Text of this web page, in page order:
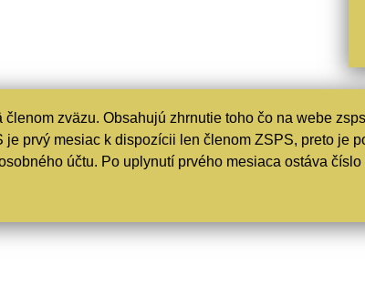
zväzu. Obsahujú zhrnutie toho čo na webe
prvý mesiac k dispozícii len členom ZSPS, preto je
účtu. Po uplynutí prvého mesiaca ostáva